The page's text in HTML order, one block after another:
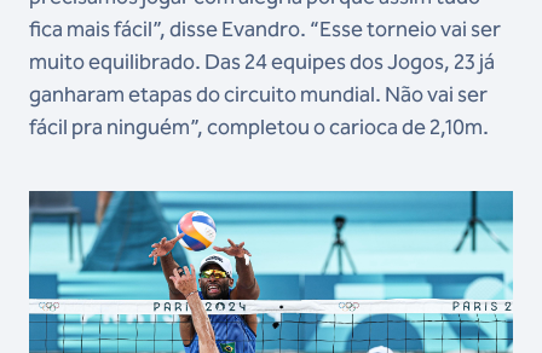
fica mais fácil”, disse Evandro. “Esse torneio vai ser
muito equilibrado. Das 24 equipes dos Jogos, 23 já
ganharam etapas do circuito mundial. Não vai ser
fácil pra ninguém”, completou o carioca de 2,10m.